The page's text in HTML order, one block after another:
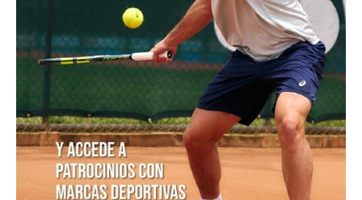
POSTS POPULARES
ATP 1000 Indian Wells: Monfils cae en
su...